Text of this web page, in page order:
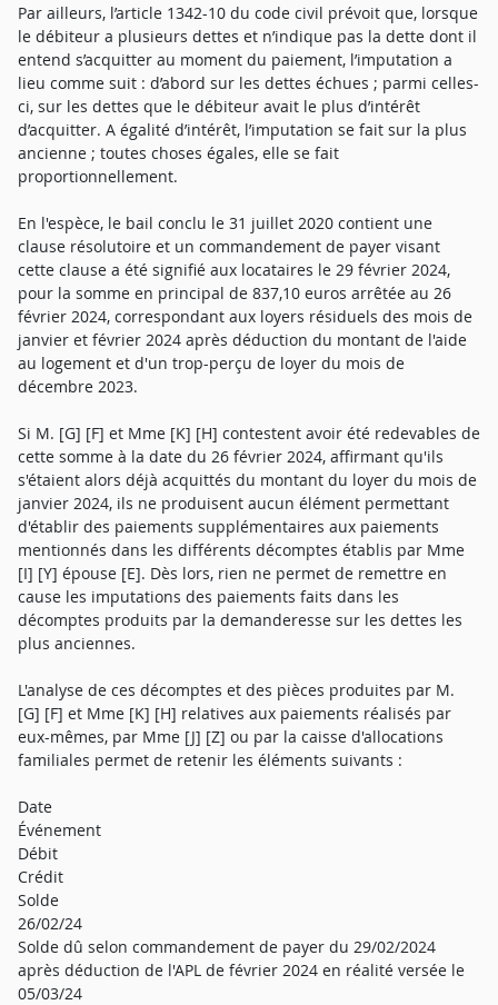
Par ailleurs, l’article 1342-10 du code civil prévoit que, lorsque
le débiteur a plusieurs dettes et n’indique pas la dette dont il
entend s’acquitter au moment du paiement, l’imputation a
lieu comme suit : d’abord sur les dettes échues ; parmi celles-
ci, sur les dettes que le débiteur avait le plus d’intérêt
d’acquitter. A égalité d’intérêt, l’imputation se fait sur la plus
ancienne ; toutes choses égales, elle se fait
proportionnellement.
En l'espèce, le bail conclu le 31 juillet 2020 contient une
clause résolutoire et un commandement de payer visant
cette clause a été signifié aux locataires le 29 février 2024,
pour la somme en principal de 837,10 euros arrêtée au 26
février 2024, correspondant aux loyers résiduels des mois de
janvier et février 2024 après déduction du montant de l'aide
au logement et d'un trop-perçu de loyer du mois de
décembre 2023.
Si M. [G] [F] et Mme [K] [H] contestent avoir été redevables de
cette somme à la date du 26 février 2024, affirmant qu'ils
s'étaient alors déjà acquittés du montant du loyer du mois de
janvier 2024, ils ne produisent aucun élément permettant
d'établir des paiements supplémentaires aux paiements
mentionnés dans les différents décomptes établis par Mme
[I] [Y] épouse [E]. Dès lors, rien ne permet de remettre en
cause les imputations des paiements faits dans les
décomptes produits par la demanderesse sur les dettes les
plus anciennes.
L'analyse de ces décomptes et des pièces produites par M.
[G] [F] et Mme [K] [H] relatives aux paiements réalisés par
eux-mêmes, par Mme [J] [Z] ou par la caisse d'allocations
familiales permet de retenir les éléments suivants :
Date
Événement
Débit
Crédit
Solde
26/02/24
Solde dû selon commandement de payer du 29/02/2024
après déduction de l'APL de février 2024 en réalité versée le
05/03/24